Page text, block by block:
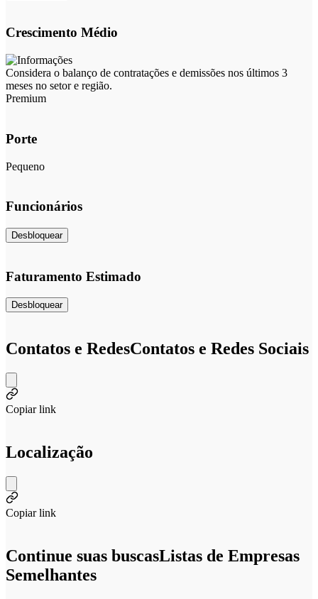
Crescimento Médio
Considera o balanço de contratações e demissões nos últimos 3
meses no setor e região.
Premium
Porte
Pequeno
Funcionários
Desbloquear
Faturamento Estimado
Desbloquear
Contatos e RedesContatos e Redes Sociais
Copiar link
Localização
Copiar link
Continue suas buscasListas de Empresas
Semelhantes